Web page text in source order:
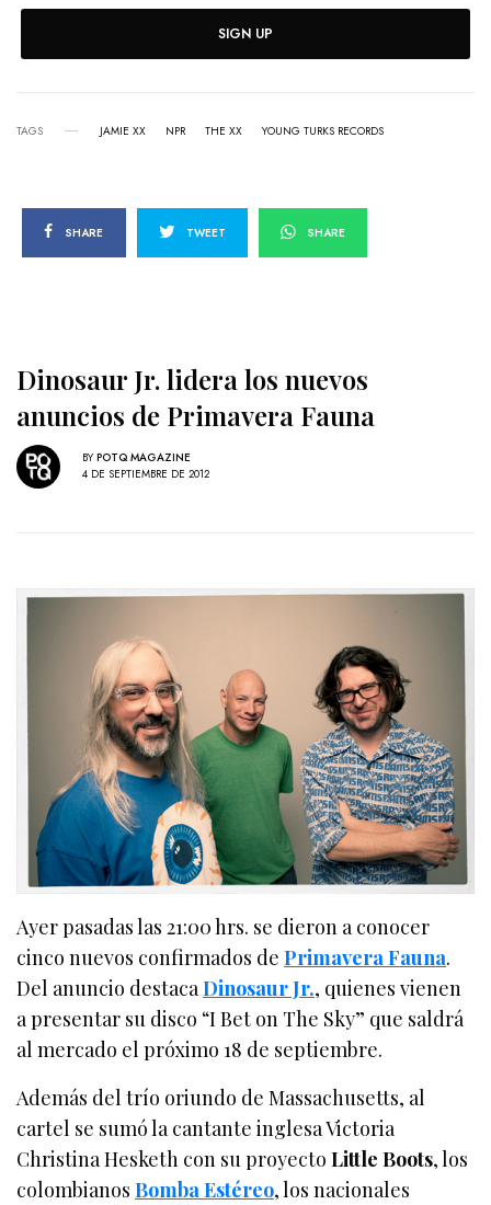
SIGN UP
TAGS JAMIE XX NPR THE XX YOUNG TURKS RECORDS
SHARE TWEET SHARE
Dinosaur Jr. lidera los nuevos
anuncios de Primavera Fauna
BY POTQ MAGAZINE
4 DE SEPTIEMBRE DE 2012
Ayer pasadas las 21:00 hrs. se dieron a conocer
cinco nuevos confirmados dePrimavera Fauna.
Del anuncio destacaDinosaur Jr., quienes vienen
a presentar su disco “I Bet on The Sky” que saldrá
al mercado el próximo 18 de septiembre.
Además del trío oriundo de Massachusetts, al
cartel se sumó la cantante inglesa Victoria
Christina Hesketh con su proyectoLittle Boots, los
colombianosBomba Estéreo, los nacionales